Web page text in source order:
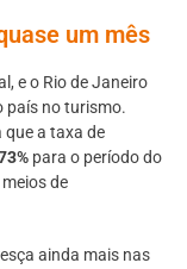
um mês
e o Rio de Janeiro
país no turismo.
a taxa de
para o período do
de
ainda mais nas